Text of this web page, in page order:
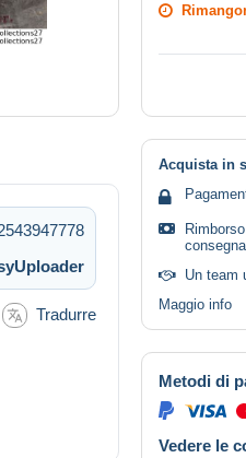
Tradurre
Acquista in
Un team
Maggio info
Metodi di
Vedere le